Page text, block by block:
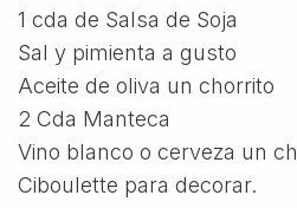
1 cda de Salsa de Soja
Sal y pimienta a gusto
Aceite de oliva un chorrito
2 Cda Manteca
Vino blanco o cerveza un
Ciboulette para decorar.